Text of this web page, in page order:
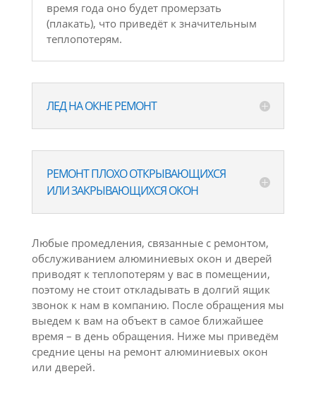
время года оно будет промерзать
(плакать), что приведёт к значительным
теплопотерям.
ЛЕД НА ОКНЕ РЕМОНТ
РЕМОНТ ПЛОХО ОТКРЫВАЮЩИХСЯ
ИЛИ ЗАКРЫВАЮЩИХСЯ ОКОН
Любые промедления, связанные с ремонтом,
обслуживанием алюминиевых окон и дверей
приводят к теплопотерям у вас в помещении,
поэтому не стоит откладывать в долгий ящик
звонок к нам в компанию. После обращения мы
выедем к вам на объект в самое ближайшее
время – в день обращения. Ниже мы приведём
средние цены на ремонт алюминиевых окон
или дверей.